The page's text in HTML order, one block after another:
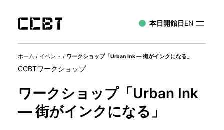
本日開館日EN
ホーム / イベント / ワークショップ「Urban Ink — 街がインクになる」
CCBTワークショップ
ワークショップ「Urban Ink
— 街がインクになる」